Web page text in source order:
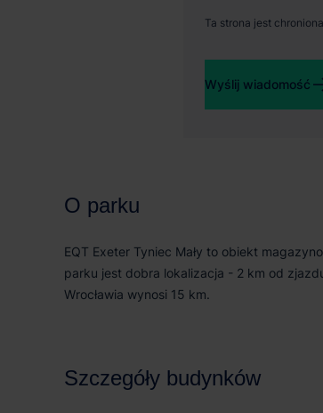
O parku
EQT Exeter Tyniec Mały to obiekt
parku jest dobra lokalizacja - 2 km od
Wrocławia wynosi 15 km.
Szczegóły budynków
Ta strona jest
Wyślij wiadomość